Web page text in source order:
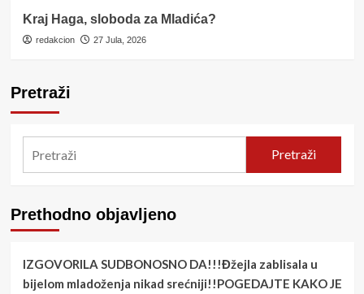
Kraj Haga, sloboda za Mladića?
redakcion 27 Jula, 2026
Pretraži
Pretraži
Prethodno objavljeno
IZGOVORILA SUDBONOSNO DA!!!Đžejla zablisala u
bijelom mladoženja nikad srećniji!!POGEDAJTE KAKO JE